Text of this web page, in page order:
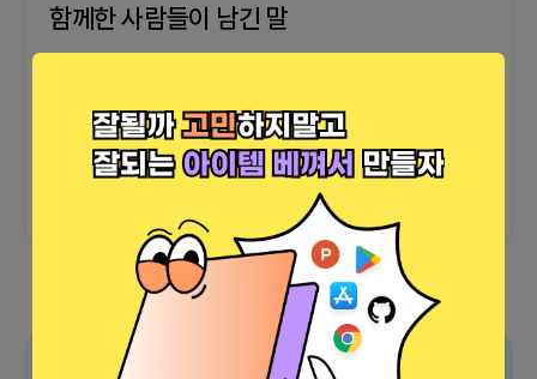
함께한 사람들이 남긴 말
아직 후기가 도착하지 않았습니다